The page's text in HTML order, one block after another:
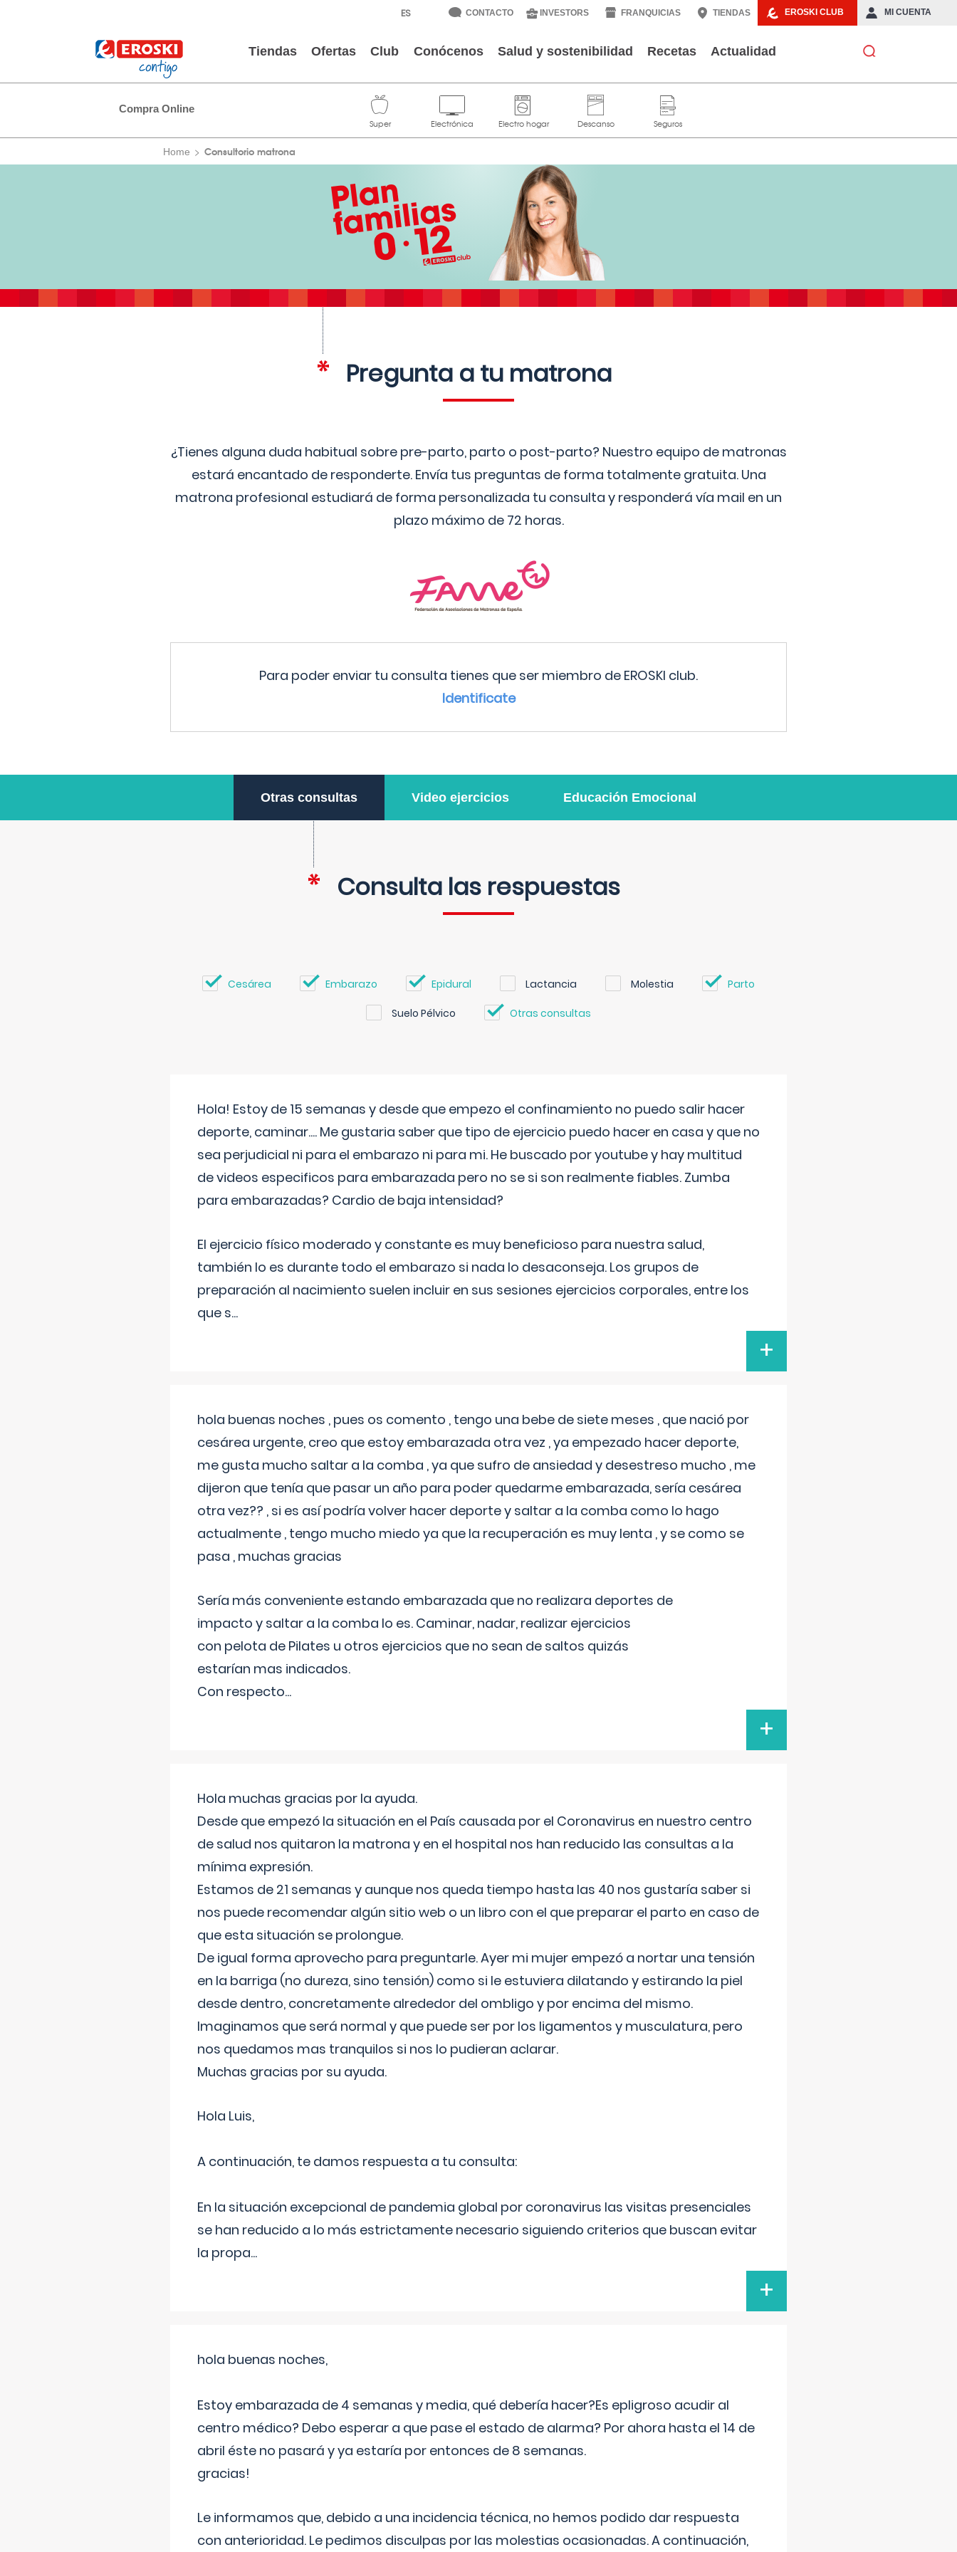
EROSKI CLUB MI CUENTA
CONTACTO INVESTORS FRANQUICIAS TIENDAS
Tiendas Ofertas Club Conócenos Salud y sostenibilidad Recetas Actualidad
Compra Online
Home Consultorio matrona
Pregunta a tu matrona
¿Tienes alguna duda habitual sobre pre-parto, parto o post-parto? Nuestro equipo de matronas
estará encantado de responderte. Envía tus preguntas de forma totalmente gratuita. Una
matrona profesional estudiará de forma personalizada tu consulta y responderá vía mail en un
plazo máximo de 72 horas.
Para poder enviar tu consulta tienes que ser miembro de EROSKI club.
Identificate
Otras consultas Video ejercicios Educación Emocional
Consulta las respuestas
Cesárea Embarazo Epidural Lactancia Molestia Parto
Suelo Pélvico Otras consultas
Hola! Estoy de 15 semanas y desde que empezo el confinamiento no puedo salir hacer
deporte, caminar.... Me gustaria saber que tipo de ejercicio puedo hacer en casa y que no
sea perjudicial ni para el embarazo ni para mi. He buscado por youtube y hay multitud
de videos especificos para embarazada pero no se si son realmente fiables. Zumba
para embarazadas? Cardio de baja intensidad?
El ejercicio físico moderado y constante es muy beneficioso para nuestra salud,
también lo es durante todo el embarazo si nada lo desaconseja. Los grupos de
preparación al nacimiento suelen incluir en sus sesiones ejercicios corporales, entre los
que s...
+
hola buenas noches , pues os comento , tengo una bebe de siete meses , que nació por
cesárea urgente, creo que estoy embarazada otra vez , ya empezado hacer deporte,
me gusta mucho saltar a la comba , ya que sufro de ansiedad y desestreso mucho , me
dijeron que tenía que pasar un año para poder quedarme embarazada, sería cesárea
otra vez?? , si es así podría volver hacer deporte y saltar a la comba como lo hago
actualmente , tengo mucho miedo ya que la recuperación es muy lenta , y se como se
pasa , muchas gracias
Sería más conveniente estando embarazada que no realizara deportes de
impacto y saltar a la comba lo es. Caminar, nadar, realizar ejercicios
con pelota de Pilates u otros ejercicios que no sean de saltos quizás
estarían mas indicados.
Con respecto...
+
Hola muchas gracias por la ayuda.
Desde que empezó la situación en el País causada por el Coronavirus en nuestro centro
de salud nos quitaron la matrona y en el hospital nos han reducido las consultas a la
mínima expresión.
Estamos de 21 semanas y aunque nos queda tiempo hasta las 40 nos gustaría saber si
nos puede recomendar algún sitio web o un libro con el que preparar el parto en caso de
que esta situación se prolongue.
De igual forma aprovecho para preguntarle. Ayer mi mujer empezó a nortar una tensión
en la barriga (no dureza, sino tensión) como si le estuviera dilatando y estirando la piel
desde dentro, concretamente alrededor del ombligo y por encima del mismo.
Imaginamos que será normal y que puede ser por los ligamentos y musculatura, pero
nos quedamos mas tranquilos si nos lo pudieran aclarar.
Muchas gracias por su ayuda.
Hola Luis,
A continuación, te damos respuesta a tu consulta:
En la situación excepcional de pandemia global por coronavirus las visitas presenciales
se han reducido a lo más estrictamente necesario siguiendo criterios que buscan evitar
la propa...
+
hola buenas noches,
Estoy embarazada de 4 semanas y media, qué debería hacer?Es epligroso acudir al
centro médico? Debo esperar a que pase el estado de alarma? Por ahora hasta el 14 de
abril éste no pasará y ya estaría por entonces de 8 semanas.
gracias!
Le informamos que, debido a una incidencia técnica, no hemos podido dar respuesta
con anterioridad. Le pedimos disculpas por las molestias ocasionadas. A continuación,